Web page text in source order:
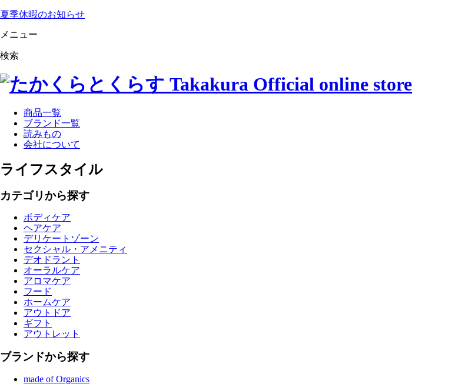
夏季休暇のお知らせ
メニュー
検索
商品一覧
ブランド一覧
読みもの
会社について
ライフスタイル
カテゴリから探す
ボディケア
ヘアケア
デリケートゾーン
セクシャル・アメニティ
デオドラント
オーラルケア
アロマケア
フード
ホームケア
アウトドア
ギフト
アウトレット
ブランドから探す
made of Organics